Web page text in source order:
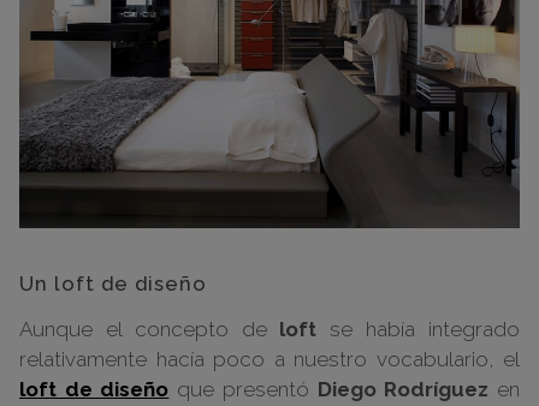
Un loft de diseño
Aunque el concepto de loft se había integrado
relativamente hacía poco a nuestro vocabulario, el
loft de diseño que presentó Diego Rodríguez en